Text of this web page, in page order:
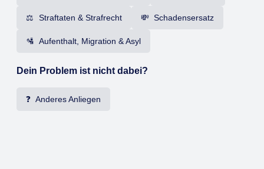
⚖️ Straftaten & Strafrecht 💸 Schadensersatz
🛂 Aufenthalt, Migration & Asyl
Dein Problem ist nicht dabei?
❓ Anderes Anliegen